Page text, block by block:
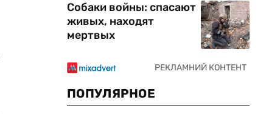
Собаки войны: спасают
живых, находят
мертвых
ПОПУЛЯРНОЕ